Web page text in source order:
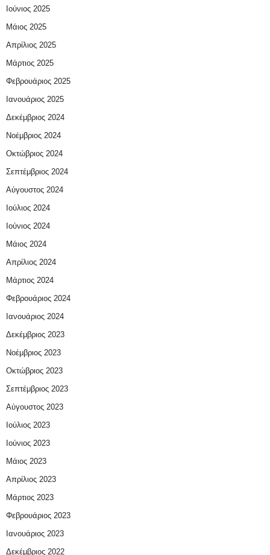
Ιούνιος 2025
Μάιος 2025
Απρίλιος 2025
Μάρτιος 2025
Φεβρουάριος 2025
Ιανουάριος 2025
Δεκέμβριος 2024
Νοέμβριος 2024
Οκτώβριος 2024
Σεπτέμβριος 2024
Αύγουστος 2024
Ιούλιος 2024
Ιούνιος 2024
Μάιος 2024
Απρίλιος 2024
Μάρτιος 2024
Φεβρουάριος 2024
Ιανουάριος 2024
Δεκέμβριος 2023
Νοέμβριος 2023
Οκτώβριος 2023
Σεπτέμβριος 2023
Αύγουστος 2023
Ιούλιος 2023
Ιούνιος 2023
Μάιος 2023
Απρίλιος 2023
Μάρτιος 2023
Φεβρουάριος 2023
Ιανουάριος 2023
Δεκέμβριος 2022